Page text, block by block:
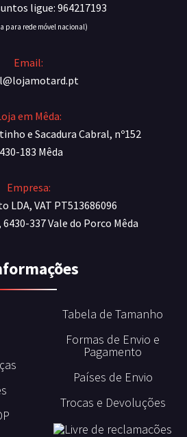
ligue: 964217193
para rede móvel nacional)
Email:
em Mêda:
e Sacadura Cabral, nº152
183 Mêda
Empresa:
LDA, VAT PT513686096
337 Vale do Porco Mêda
Tabela de Tamanho
Formas de Envio e
Pagamento
Países de Envio
Trocas e Devoluções